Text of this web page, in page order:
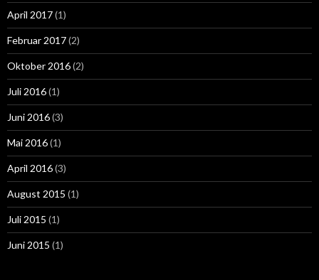
April 2017(1)
Februar 2017(2)
Oktober 2016(2)
Juli 2016(1)
Juni 2016(3)
Mai 2016(1)
April 2016(3)
August 2015 (1)
Juli 2015 (1)
Juni 2015 (1)